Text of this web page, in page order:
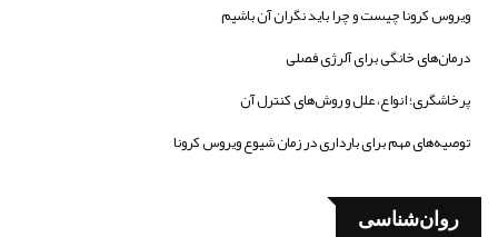
ویروس کرونا چیست و چرا باید نگران آن باشیم
درمان‌های خانگی برای آلرژی فصلی
پرخاشگری؛ انواع، علل و روش‌های کنترل آن
توصیه‌های مهم برای بارداری در زمان شیوع ویروس کرونا
روان‌شناسی